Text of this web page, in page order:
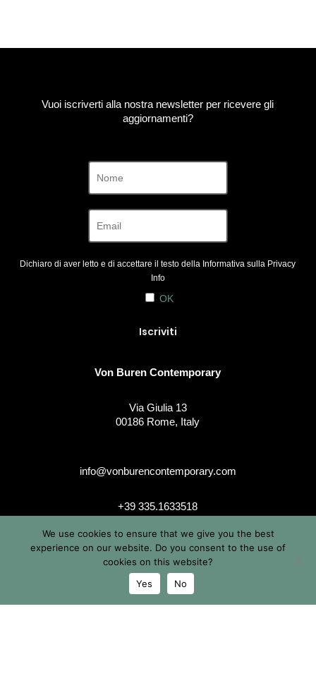
Vuoi iscriverti alla nostra newsletter per ricevere gli
aggiornamenti?
Dichiaro di aver letto e di accettare il testo della Informativa sulla Privacy
Info
OK
Von Buren Contemporary
Via Giulia 13
00186 Rome, Italy
info@vonburencontemporary.com
+39 335.1633518
instagram
We use cookies to ensure that we give you the best
experience on our website. Do you consent to the use of
cookies on this website?
Yes
No